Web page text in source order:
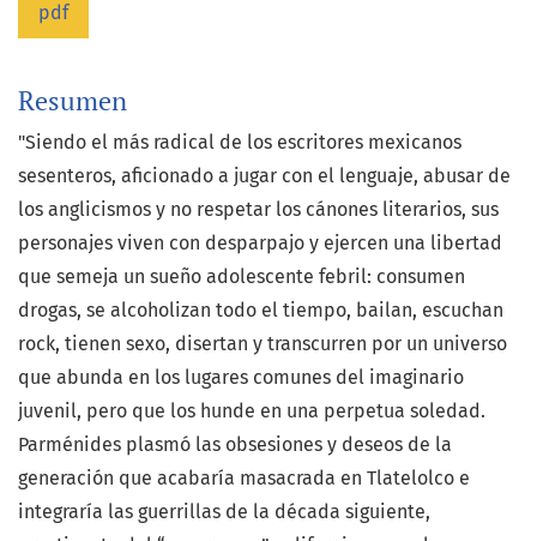
pdf
Resumen
"Siendo el más radical de los escritores mexicanos
sesenteros, aficionado a jugar con el lenguaje, abusar de
los anglicismos y no respetar los cánones literarios, sus
personajes viven con desparpajo y ejercen una libertad
que semeja un sueño adolescente febril: consumen
drogas, se alcoholizan todo el tiempo, bailan, escuchan
rock, tienen sexo, disertan y transcurren por un universo
que abunda en los lugares comunes del imaginario
juvenil, pero que los hunde en una perpetua soledad.
Parménides plasmó las obsesiones y deseos de la
generación que acabaría masacrada en Tlatelolco e
integraría las guerrillas de la década siguiente,